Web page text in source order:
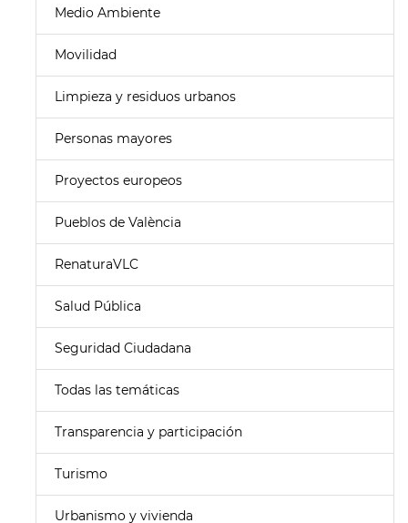
Medio Ambiente
Movilidad
Limpieza y residuos urbanos
Personas mayores
Proyectos europeos
Pueblos de València
RenaturaVLC
Salud Pública
Seguridad Ciudadana
Todas las temáticas
Transparencia y participación
Turismo
Urbanismo y vivienda